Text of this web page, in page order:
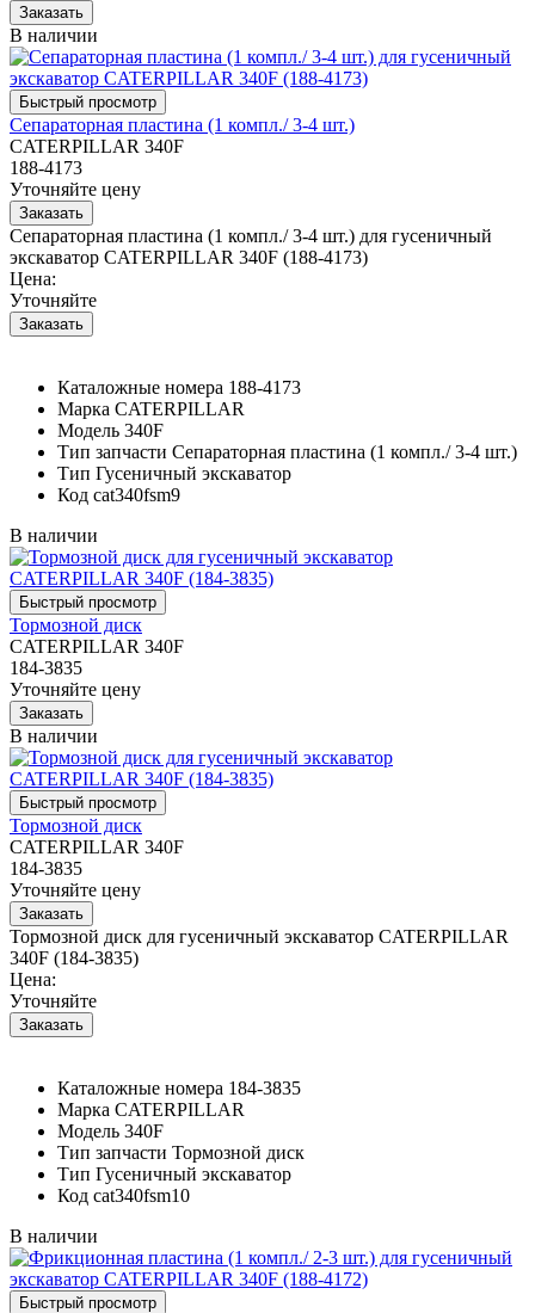
В наличии
Сепараторная пластина (1 компл./ 3-4 шт.)
CATERPILLAR 340F
188-4173
Уточняйте цену
Сепараторная пластина (1 компл./ 3-4 шт.) для гусеничный
экскаватор CATERPILLAR 340F (188-4173)
Цена:
Уточняйте
Каталожные номера 188-4173
Марка CATERPILLAR
Модель 340F
Тип запчасти Сепараторная пластина (1 компл./ 3-4 шт.)
Тип Гусеничный экскаватор
Код cat340fsm9
В наличии
Тормозной диск
CATERPILLAR 340F
184-3835
Уточняйте цену
В наличии
Тормозной диск
CATERPILLAR 340F
184-3835
Уточняйте цену
Тормозной диск для гусеничный экскаватор CATERPILLAR
340F (184-3835)
Цена:
Уточняйте
Каталожные номера 184-3835
Марка CATERPILLAR
Модель 340F
Тип запчасти Тормозной диск
Тип Гусеничный экскаватор
Код cat340fsm10
В наличии